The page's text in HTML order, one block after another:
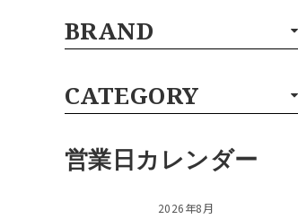
BRAND
CATEGORY
営業日カレンダー
2026年8月